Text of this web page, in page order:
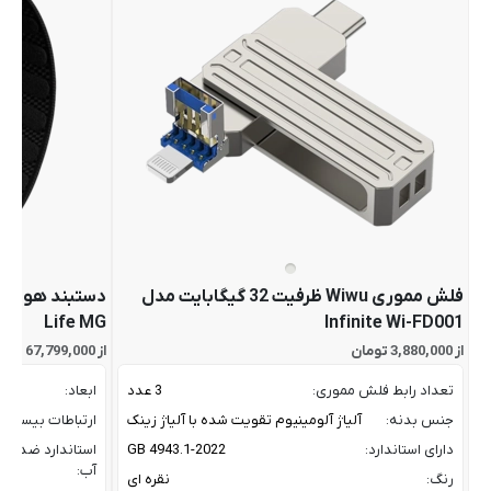
فلش مموری Wiwu ظرفیت 32 گیگابایت مدل
Infinite Wi-FD001
از 3,880,000 تومان
تعداد رابط فلش مموری:
3 عدد
جنس بدنه:
آلیاژ آلومینیوم تقویت شده با آلیاژ زینک
دارای استاندارد:
GB 4943.1-2022
رنگ:
نقره ای
Life MG
از 67,799,000 تومان
ابعاد:
ارتباطات بیسیم:
استاندارد ضد
آب: